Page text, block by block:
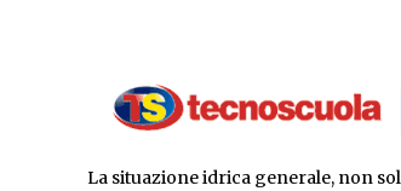
La situazione idrica generale, non